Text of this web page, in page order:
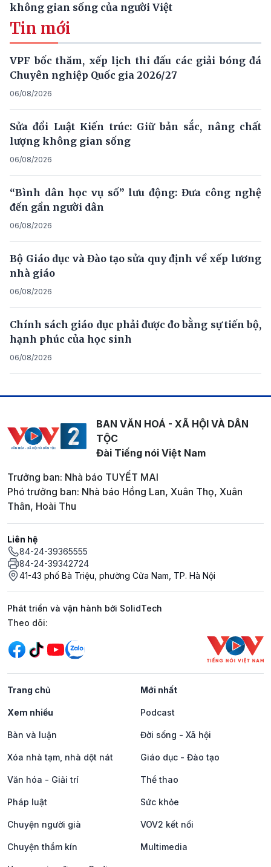
không gian sống của người Việt
Tin mới
VPF bốc thăm, xếp lịch thi đấu các giải bóng đá
Chuyên nghiệp Quốc gia 2026/27
06/08/2026
Sửa đổi Luật Kiến trúc: Giữ bản sắc, nâng chất
lượng không gian sống
06/08/2026
“Bình dân học vụ số” lưu động: Đưa công nghệ
đến gần người dân
06/08/2026
Bộ Giáo dục và Đào tạo sửa quy định về xếp lương
nhà giáo
06/08/2026
Chính sách giáo dục phải được đo bằng sự tiến bộ,
hạnh phúc của học sinh
06/08/2026
BAN VĂN HOÁ - XÃ HỘI VÀ DÂN
TỘC
Đài Tiếng nói Việt Nam
Trưởng ban: Nhà báo TUYẾT MAI
Phó trưởng ban: Nhà báo Hồng Lan, Xuân Thọ, Xuân
Thân, Hoài Thu
Liên hệ
84-24-39365555
84-24-39342724
41-43 phố Bà Triệu, phường Cửa Nam, TP. Hà Nội
Phát triển và vận hành bởi SolidTech
Mạng xã hội
Theo dõi:
Trang chủ Mới nhất
Xem nhiều Podcast
Bàn và luận Đời sống - Xã hội
Xóa nhà tạm, nhà dột nát Giáo dục - Đào tạo
Văn hóa - Giải trí Thể thao
Pháp luật Sức khỏe
Chuyện người già VOV2 kết nối
Chuyện thầm kín Multimedia